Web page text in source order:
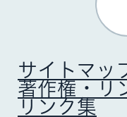
サイトマッ
著作権・リ
リンク集